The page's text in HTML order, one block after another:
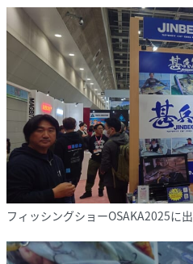
フィッシングショーOSAKA2025に